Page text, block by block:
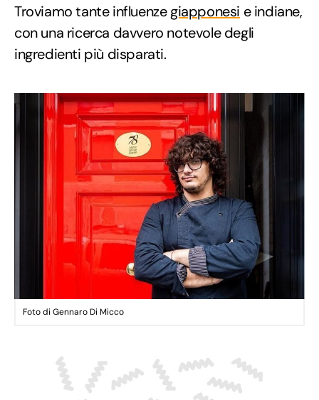
Troviamo tante influenzegiapponesi e indiane,
con una ricerca davvero notevole degli
ingredienti più disparati.
Foto di Gennaro Di Micco